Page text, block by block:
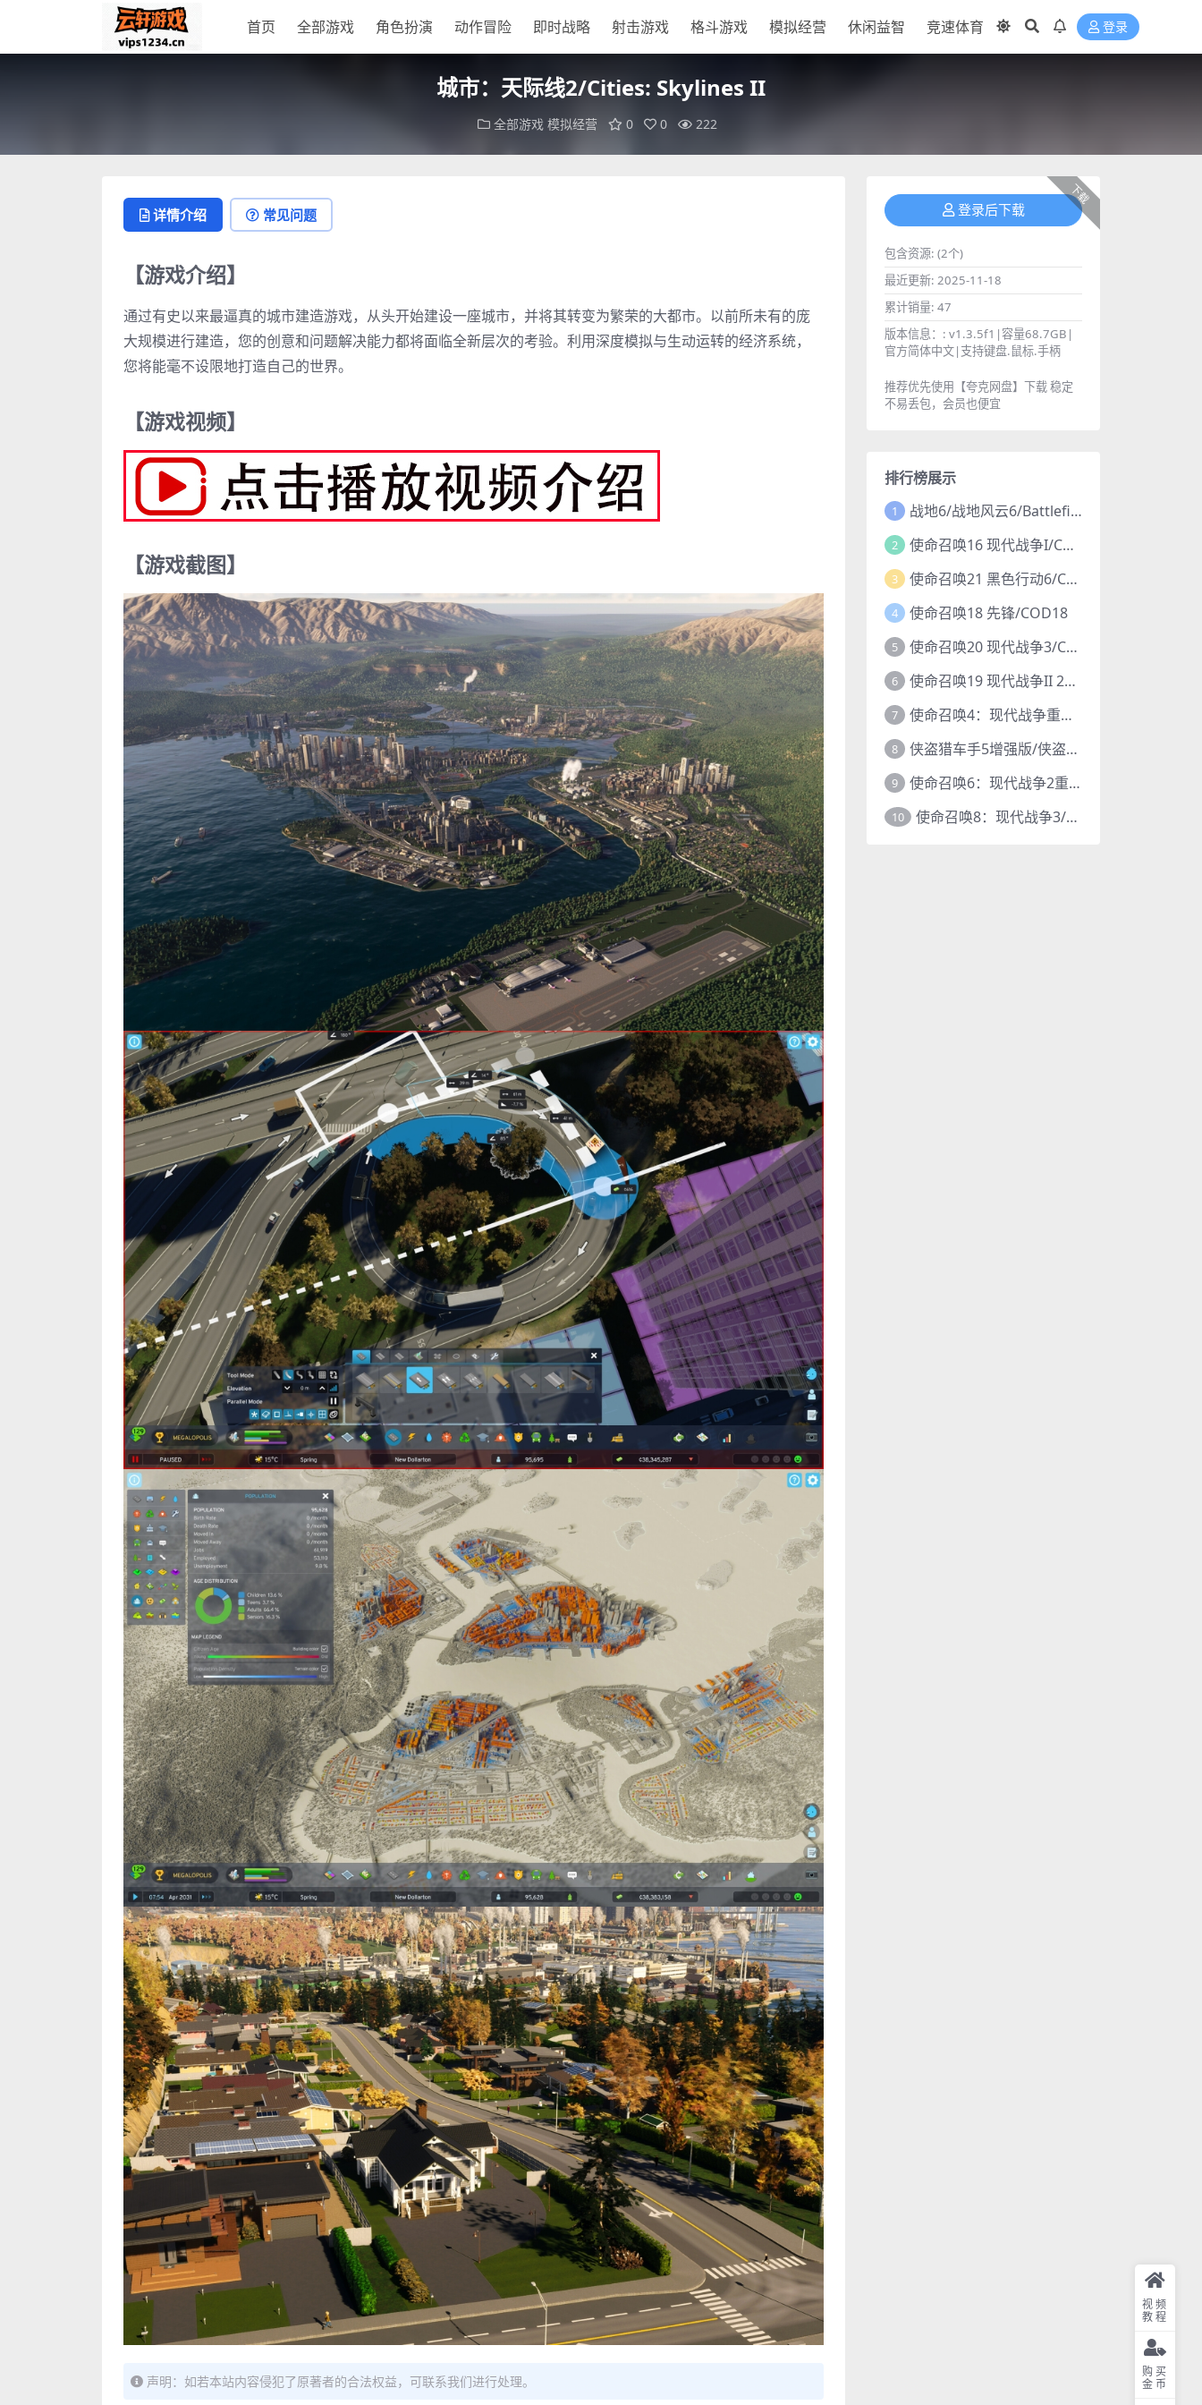
首页 全部游戏 角色扮演 动作冒险 即时战略 射击游戏 格斗游戏 模拟经营 休闲益智 竞速体育 登录
城市：天际线2/Cities: Skylines II
全部游戏 模拟经营 0 0 222
详情介绍 常见问题
【游戏介绍】
通过有史以来最逼真的城市建造游戏，从头开始建设一座城市，并将其转变为繁荣的大都市。以前所未有的庞
大规模进行建造，您的创意和问题解决能力都将面临全新层次的考验。利用深度模拟与生动运转的经济系统，
您将能毫不设限地打造自己的世界。
【游戏视频】
【游戏截图】
声明：如若本站内容侵犯了原著者的合法权益，可联系我们进行处理。
下载
登录后下载
包含资源: (2个)
最近更新: 2025-11-18
累计销量: 47
版本信息：: v1.3.5f1|容量68.7GB|
官方简体中文|支持键盘.鼠标.手柄
推荐优先使用【夸克网盘】下载 稳定
不易丢包，会员也便宜
排行榜展示
1 战地6/战地风云6/Battlefield 6
2 使命召唤16 现代战争I/COD16
3 使命召唤21 黑色行动6/COD21
4 使命召唤18 先锋/COD18
5 使命召唤20 现代战争3/COD20
6 使命召唤19 现代战争II 2022/COD19
7 使命召唤4：现代战争重制版/COD4
8 侠盗猎车手5增强版/侠盗飞车5增强版/GTA5增强版
9 使命召唤6：现代战争2重制版/COD6重置版
10 使命召唤8：现代战争3/COD8
视频
教程
购买
金币